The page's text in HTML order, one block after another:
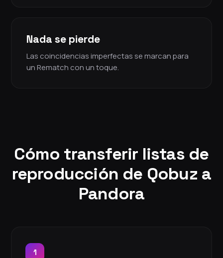
Nada se pierde
Las coincidencias imperfectas se marcan para
un Rematch con un toque.
Cómo transferir listas de
reproducción de Qobuz a
Pandora
1